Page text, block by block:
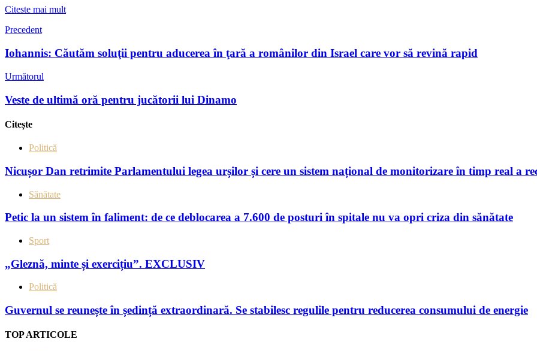
Citeste mai mult
Precedent
Iohannis: Căutăm soluţii pentru aducerea în ţară a românilor din Israel care vor să revină rapid
Următorul
Veste de ultimă oră pentru jucătorii lui Dinamo
Citește
Politică
Nicușor Dan retrimite Parlamentului legea urșilor și cere un sistem național de monitorizare în timp real a
Sănătate
Petic la un sistem în faliment: de ce deblocarea a 7.600 de posturi în spitale nu va opri criza din sănătate
Sport
„Gleznă, minte și exercițiu”. EXCLUSIV
Politică
Guvernul se reunește în ședință extraordinară. Se stabilesc regulile pentru reducerea consumului de energie
TOP ARTICOLE